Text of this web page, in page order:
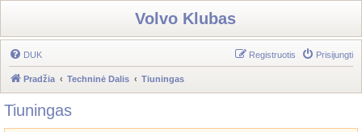
Volvo Klubas
DUK Prisijungti
Registruotis
Pradžia Techninė Dalis Tiuningas
Tiuningas